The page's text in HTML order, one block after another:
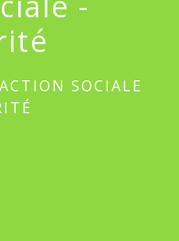
ACTION SOCIALE